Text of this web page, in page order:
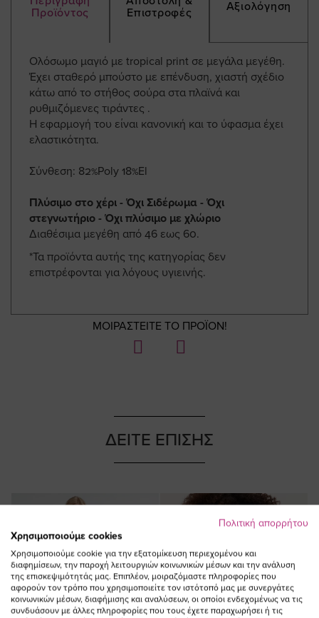
Προϊόντος
Επιστροφές
Αξιολόγηση
Ολόσωμο μαγιό με tropical print σε μεγάλα μεγέθη.
Έχει σταθερό μπούστο με επένδυση, χιαστή σχέδιο
κάτω από το στήθος σούρα στα πλαϊνά και
ρυθμιζόμενες τιράντες .
Η εφαρμογή του είναι κανονική και το ύφασμα έχει
ελαστικότητα.
Σύνθεση: 82%Poly 18%El
Πλύσιμο στο χέρι - Όχι Σιδέρωμα - Όχι
στεγνωτήριο - Όχι πλύσιμο με χλώριο
Διαθέσιμα μεγέθη από 46 εως 60.
*Τα προϊόντα αυτής της κατηγορίας δεν
επιστρέφονται για λόγους υγιεινής.
ΜΟΙΡΑΣΤΕΙΤΕ ΤΟ ΠΡΟΪΟΝ!
ΔΕΙΤΕ ΕΠΙΣΗΣ
Πολιτική απορρήτου
Χρησιμοποιούμε cookies
Χρησιμοποιούμε cookie για την εξατομίκευση περιεχομένου και
διαφημίσεων, την παροχή λειτουργιών κοινωνικών μέσων και την ανάλυση
της επισκεψιμότητάς μας. Επιπλέον, μοιραζόμαστε πληροφορίες που
αφορούν τον τρόπο που χρησιμοποιείτε τον ιστότοπό μας με συνεργάτες
κοινωνικών μέσων, διαφήμισης και αναλύσεων, οι οποίοι ενδεχομένως να τις
συνδυάσουν με άλλες πληροφορίες που τους έχετε παραχωρήσει ή τις